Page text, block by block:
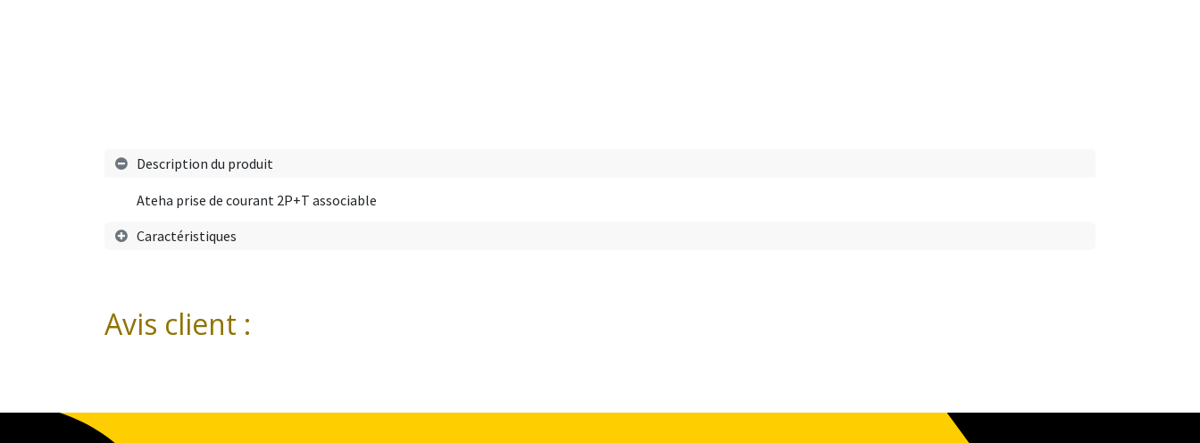
Description du produit
Ateha prise de courant 2P+T associable
Caractéristiques
Avis client :